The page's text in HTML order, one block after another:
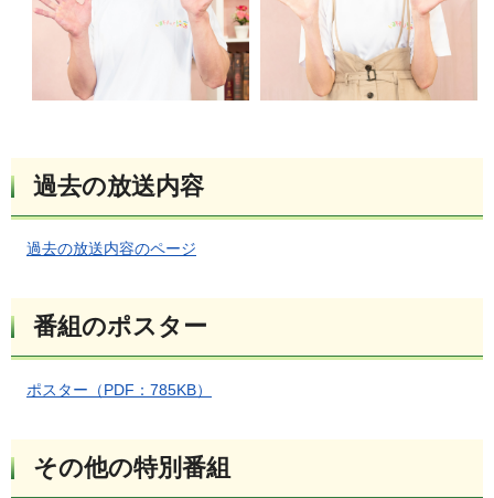
過去の放送内容
過去の放送内容のページ
番組のポスター
ポスター（PDF：785KB）
その他の特別番組